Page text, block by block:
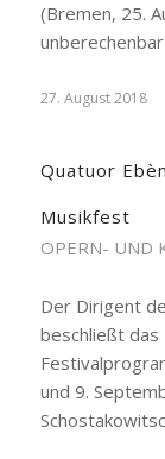
(Bremen, 25.
27. August 2018
Quatuor
Musikfest
OPERN- UND
Der Dirigent
beschließt
und 9.